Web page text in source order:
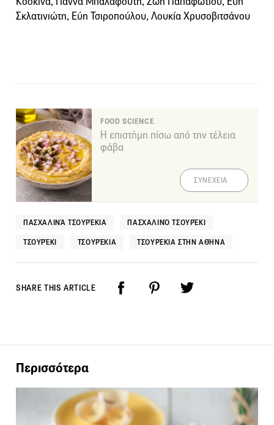
Σκλατινιώτη, Εύη Τσιροπούλου, Λουκία Χρυσοβιτσάνου
FOOD SCIENCE
Η επιστήμη πίσω από την τέλεια
φάβα
ΣΥΝΕΧΕΙΑ
ΠΑΣΧΑΛΙΝΆ ΤΣΟΥΡΈΚΙΑ ΠΑΣΧΑΛΙΝΌ ΤΣΟΥΡΈΚΙ
ΤΣΟΥΡΈΚΙ ΤΣΟΥΡΈΚΙΑ ΤΣΟΥΡΈΚΙΑ ΣΤΗΝ ΑΘΉΝΑ
SHARE THIS ARTICLE
Περισσότερα